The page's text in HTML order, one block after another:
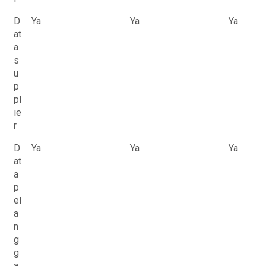
D
at
a
s
u
p
pl
ie
r
Ya Ya Ya
D
at
a
p
el
a
n
g
g
Ya Ya Ya